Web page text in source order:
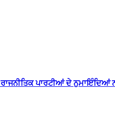
ਪਾਰਟੀਆਂ ਦੇ ਨੁਮਾਇੰਦਿਆਂ